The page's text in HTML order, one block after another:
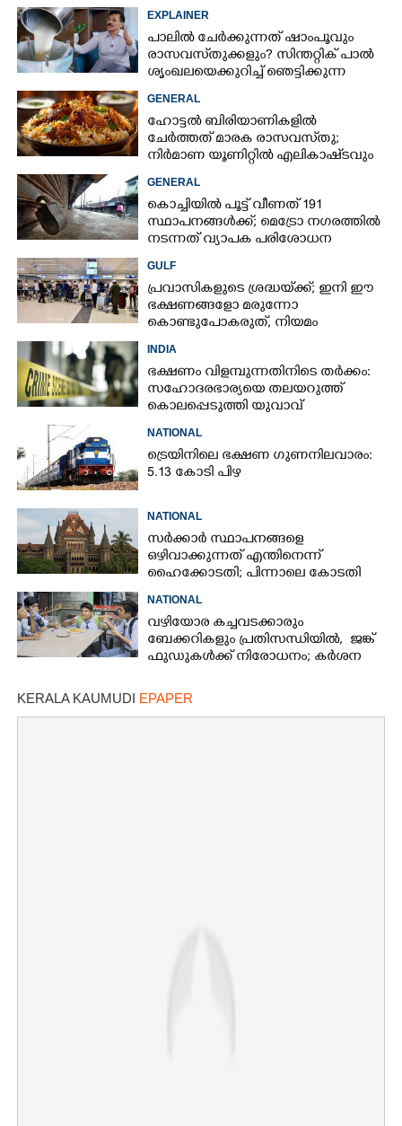
EXPLAINER
പാലിൽ ചേർക്കുന്നത് ഷാംപൂവും
രാസവസ്‌തുക്കളും? സിന്തറ്റിക് പാൽ
ശൃംഖലയെക്കുറിച്ച് ഞെട്ടിക്കുന്ന
GENERAL
ഹോട്ടൽ ബിരിയാണികളിൽ
ചേർത്തത് മാരക രാസവസ്‌തു;
നിർമാണ യൂണിറ്റിൽ എലികാഷ്‌ടവും
GENERAL
കൊച്ചിയില്‍ പൂട്ട് വീണത് 191
സ്ഥാപനങ്ങള്‍ക്ക്; മെട്രോ നഗരത്തില്‍
നടന്നത് വ്യാപക പരിശോധന
GULF
പ്രവാസികളുടെ ശ്രദ്ധയ്‌ക്ക്; ഇനി ഈ
ഭക്ഷണങ്ങളോ മരുന്നോ
കൊണ്ടുപോകരുത്, നിയമം
INDIA
ഭക്ഷണം വിളമ്പുന്നതിനിടെ തർക്കം:
സഹോദരഭാര്യയെ തലയറുത്ത്
കൊലപ്പെടുത്തി യുവാവ്
NATIONAL
ട്രെയിനിലെ ഭക്ഷണ ഗുണനിലവാരം:
5.13 കോടി പിഴ
NATIONAL
സർക്കാർ സ്ഥാപനങ്ങളെ
ഒഴിവാക്കുന്നത്‌ എന്തിനെന്ന്
ഹൈക്കോടതി; പിന്നാലെ കോടതി
NATIONAL
വഴിയോര കച്ചവടക്കാരും
ബേക്കറികളും പ്രതിസന്ധിയിൽ, ​ ജങ്ക്
ഫുഡുകൾക്ക് നിരോധനം; കർശന
KERALA KAUMUDI EPAPER